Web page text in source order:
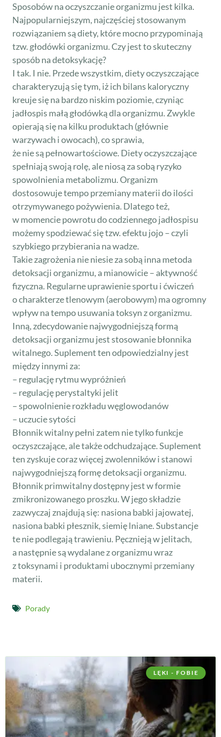
Sposobów na oczyszczanie organizmu jest kilka.
Najpopularniejszym, najczęściej stosowanym
rozwiązaniem są diety, które mocno przypominają
tzw. głodówki organizmu. Czy jest to skuteczny
sposób na detoksykację?
I tak. I nie. Przede wszystkim, diety oczyszczające
charakteryzują się tym, iż ich bilans kaloryczny
kreuje się na bardzo niskim poziomie, czyniąc
jadłospis małą głodówką dla organizmu. Zwykle
opierają się na kilku produktach (głównie
warzywach i owocach), co sprawia,
że nie są pełnowartościowe. Diety oczyszczające
spełniają swoją rolę, ale niosą za sobą ryzyko
spowolnienia metabolizmu. Organizm
dostosowuje tempo przemiany materii do ilości
otrzymywanego pożywienia. Dlatego też,
w momencie powrotu do codziennego jadłospisu
możemy spodziewać się tzw. efektu jojo – czyli
szybkiego przybierania na wadze.
Takie zagrożenia nie niesie za sobą inna metoda
detoksacji organizmu, a mianowicie – aktywność
fizyczna. Regularne uprawienie sportu i ćwiczeń
o charakterze tlenowym (aerobowym) ma ogromny
wpływ na tempo usuwania toksyn z organizmu.
Inną, zdecydowanie najwygodniejszą formą
detoksacji organizmu jest stosowanie błonnika
witalnego. Suplement ten odpowiedzialny jest
między innymi za:
– regulację rytmu wypróżnień
– regulację perystaltyki jelit
– spowolnienie rozkładu węglowodanów
– uczucie sytości
Błonnik witalny pełni zatem nie tylko funkcje
oczyszczające, ale także odchudzające. Suplement
ten zyskuje coraz więcej zwolenników i stanowi
najwygodniejszą formę detoksacji organizmu.
Błonnik primwitalny dostępny jest w formie
zmikronizowanego proszku. W jego składzie
zazwyczaj znajdują się: nasiona babki jajowatej,
nasiona babki płesznik, siemię lniane. Substancje
te nie podlegają trawieniu. Pęcznieją w jelitach,
a następnie są wydalane z organizmu wraz
z toksynami i produktami ubocznymi przemiany
materii.
Porady
LĘKI - FOBIE